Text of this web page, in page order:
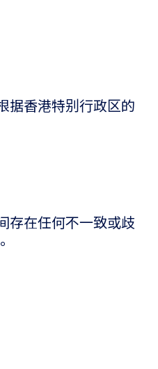
据香港特别行政区的
存在任何不一致或歧